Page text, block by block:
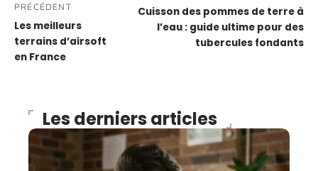
PRÉCÉDENT
Les meilleurs
terrains d’airsoft
en France
Cuisson des pommes de terre à
l’eau : guide ultime pour des
tubercules fondants
Les derniers articles